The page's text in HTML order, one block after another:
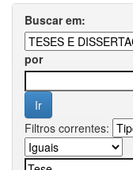
Buscar em:
por
Filtros correntes: